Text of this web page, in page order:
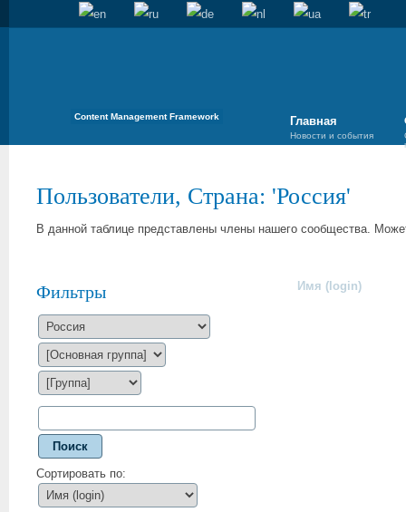
Content Management Framework Главная
Новости и события
Пользователи, Страна: 'Россия'
В данной таблице представлены члены нашего сообщества.
Фильтры
Поиск
Сортировать по:
Имя (login)